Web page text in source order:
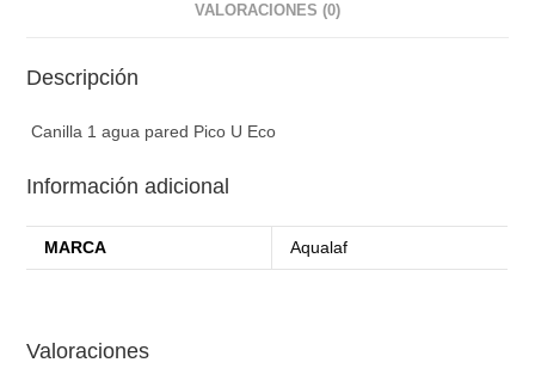
VALORACIONES (0)
Descripción
Canilla 1 agua pared Pico U Eco
Información adicional
MARCA Aqualaf
Valoraciones